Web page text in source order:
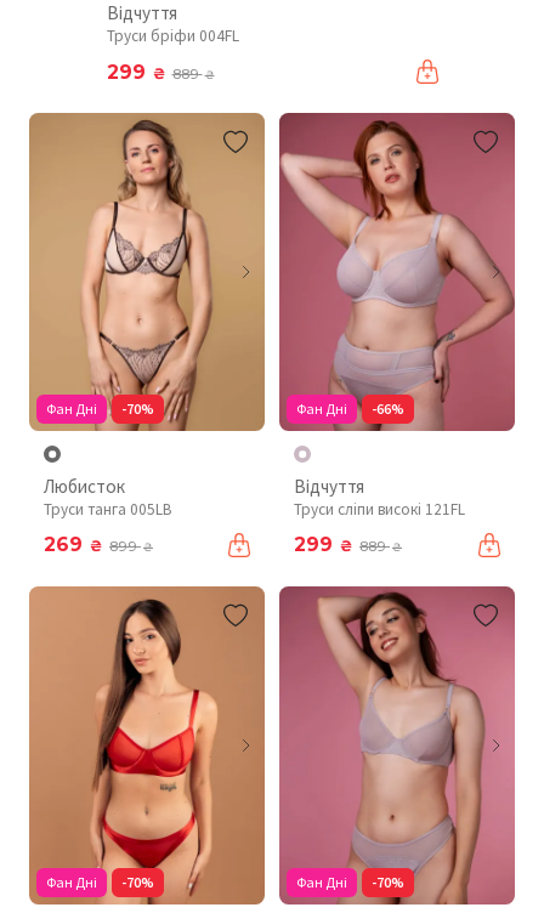
Відчуття
Труси бріфи 004FL
299 ₴ 889₴
Фан Дні -70%
Любисток
Труси танга 005LB
269 ₴ 899₴
Фан Дні -66%
Відчуття
Труси сліпи високі 121FL
299 ₴ 889₴
Фан Дні -70% Фан Дні -70%